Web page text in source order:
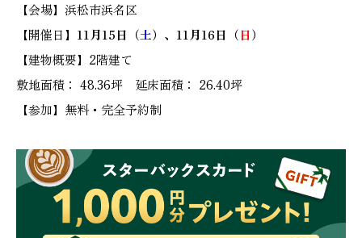
本社
053-488-5127
10:00〜19:00 水曜定休
【会場】浜松市浜名区
【開催日】 11月15日（土）、11月16日（日）
【建物概要】2階建て
敷地面積： 48.36坪 延床面積： 26.40坪
【参加】無料・完全予約制